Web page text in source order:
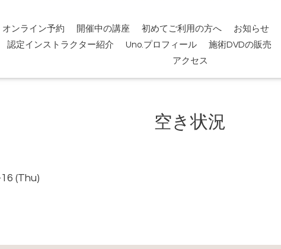
オンライン予約 開催中の講座 初めてご利用の方へ お知らせ
認定インストラクター紹介 Uno.プロフィール 施術DVDの販売
アクセス
空き状況
(Thu)